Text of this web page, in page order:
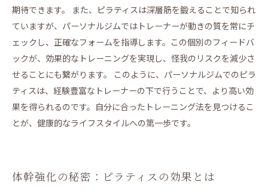
期待できます。 また、ピラティスは深層筋を鍛えることで知られ
ていますが、パーソナルジムではトレーナーが動きの質を常にチ
ェックし、正確なフォームを指導します。この個別のフィードバ
ックが、効果的なトレーニングを実現し、怪我のリスクを減少さ
せることにも繋がります。 このように、パーソナルジムでのピラ
ティスは、経験豊富なトレーナーの下で行うことで、より高い効
果を得られるのです。自分に合ったトレーニング法を見つけるこ
とが、健康的なライフスタイルへの第一歩です。
体幹強化の秘密：ピラティスの効果とは